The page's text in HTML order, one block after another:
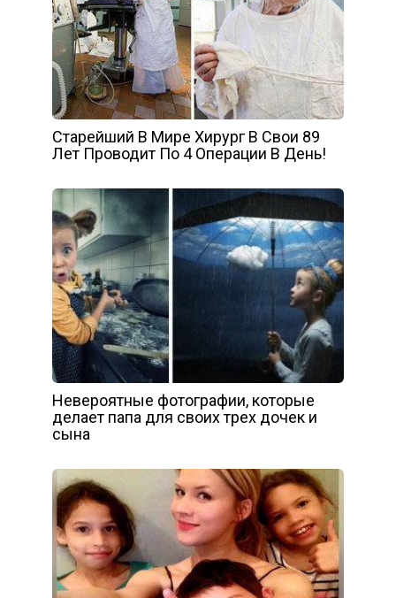
Старейший В Мире Хирург В Свои 89
Лет Проводит По 4 Операции В День!
Невероятные фотографии, которые
делает папа для своих трех дочек и
сына